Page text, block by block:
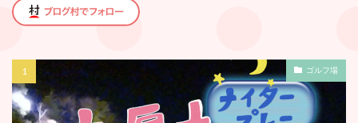
ゴルフ場